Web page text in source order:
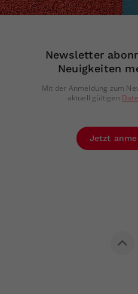
Newsletter
Neuigkeiten
Mit der Anmeldung zum
aktuell gültigen
Jetzt